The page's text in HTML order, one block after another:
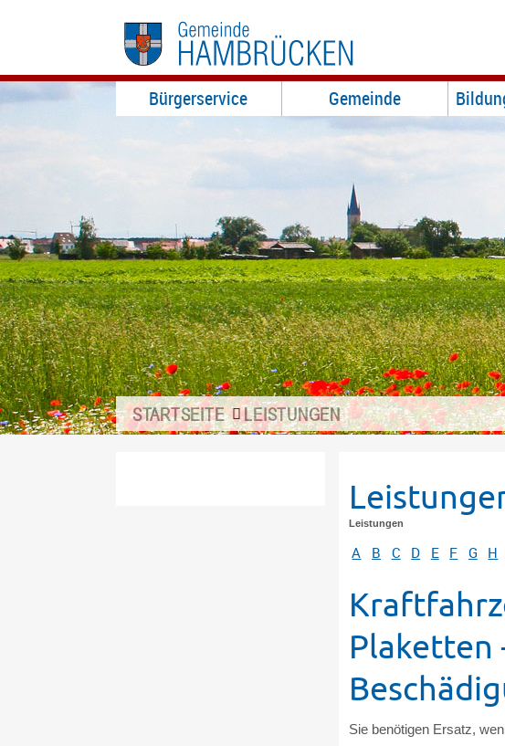
Bürgerservice Gemeinde
STARTSEITE LEISTUNGEN
Leistungen
A B C D E F G H
Plaketten
Sie benötigen Ersatz,